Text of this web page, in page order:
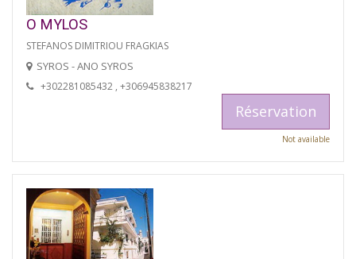
O MYLOS
STEFANOS DIMITRIOU FRAGKIAS
SYROS - ANO SYROS
+302281085432 , +306945838217
Réservation
Not available